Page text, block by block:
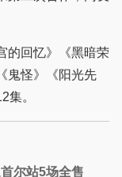
回忆》《黑暗荣
鬼怪》《阳光先
集。
尔站5场全售